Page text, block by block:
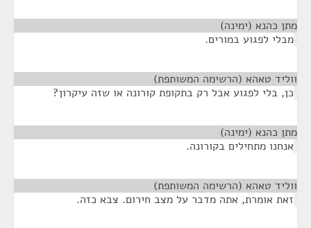
מתן כהנא (ימינה)
מבלי לפגוע במורים.
ווליד טאהא (הרשימה המשותפת)
כן, בלי לפגוע אבל רק בתקופת קורונה או שזה עיקרון?
מתן כהנא (ימינה)
אנחנו מתחילים בקורונה.
ווליד טאהא (הרשימה המשותפת)
זאת אומרת, אתה מדבר על מצב חירום. צבא כזה.